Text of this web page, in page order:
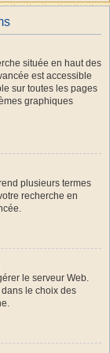
située en haut des
est accessible
sur toutes les pages
graphiques
plusieurs termes
recherche en
le serveur Web.
le choix des